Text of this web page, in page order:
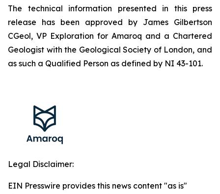
The technical information presented in this press
release has been approved by James Gilbertson
CGeol, VP Exploration for Amaroq and a Chartered
Geologist with the Geological Society of London, and
as such a Qualified Person as defined by NI 43-101.
Legal Disclaimer:
EIN Presswire provides this news content "as is"